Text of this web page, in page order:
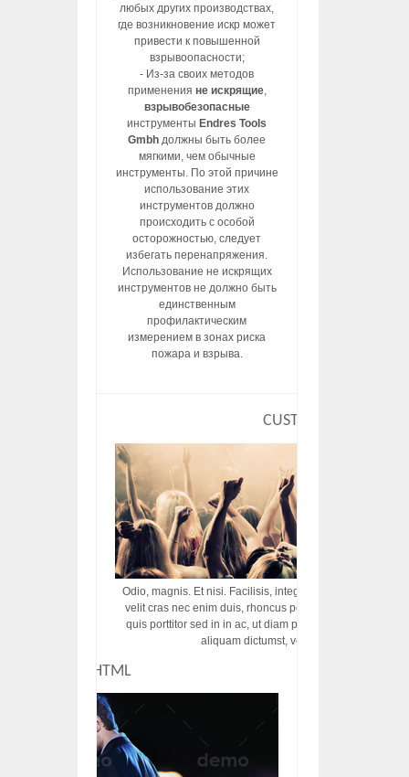
любых других производствах,
где возникновение искр может
привести к повышенной
взрывоопасности;
- Из-за своих методов
применения не искрящие,
взрывобезопасные
инструменты Endres Tools
Gmbh должны быть более
мягкими, чем обычные
инструменты. По этой причине
использование этих
инструментов должно
происходить с особой
осторожностью, следует
избегать перенапряжения.
Использование не искрящих
инструментов не должно быть
единственным
профилактическим
измерением в зонах риска
пожара и взрыва.
CUSTOM HTML
Odio, magnis. Et nisi. Facilisis, integer! Risus augue! Non
velit cras nec enim duis, rhoncus porttitor ac vut rhoncus
quis porttitor sed in in ac, ut diam porttitor odio nunc
aliquam dictumst, vel amet tincidunt
CUSTOM HTML